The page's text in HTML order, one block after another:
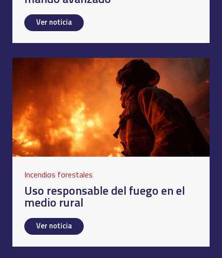
Ver noticia
Incendios forestales
Uso responsable del fuego en el
medio rural
Ver noticia